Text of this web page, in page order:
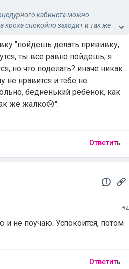
кабинета можно
спокойно заходит и так же
"пойдешь делать прививку,
ты все равно пойдешь, я
но что поделать? иначе никак.
не нравится и тебе не
бедненький ребенок, как
же жалко😢".
Ответить
#4
и не поучаю. Успокоится, потом
Ответить